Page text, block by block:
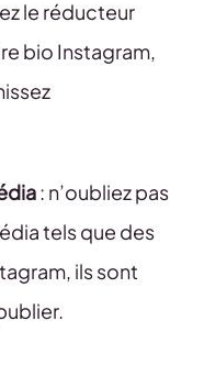
le réducteur
bio Instagram,
: n’oubliez pas
tels que des
ils sont